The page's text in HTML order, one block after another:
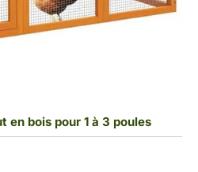
en bois pour 1 à 3 poules